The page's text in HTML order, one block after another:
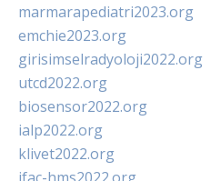
marmarapediatri2023.org
emchie2023.org
girisimselradyoloji2022.org
utcd2022.org
biosensor2022.org
ialp2022.org
klivet2022.org